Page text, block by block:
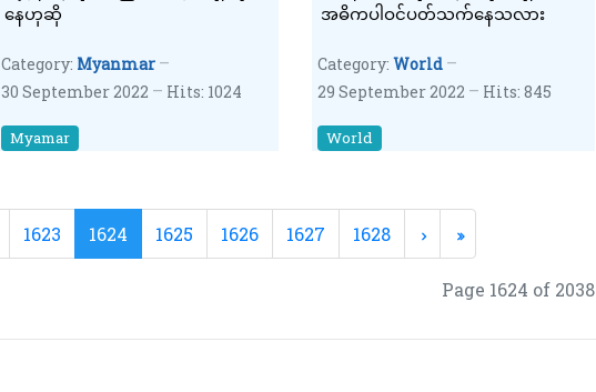
နေဟုဆို
Category: Myanmar
30 September 2022
Hits: 1024
Myamar
အဓိကပါဝင်ပတ်သက်နေသလား
Category: World
29 September 2022
Hits: 845
World
1623 1624 1625 1626 1627 1628
Page 1624 of 2038